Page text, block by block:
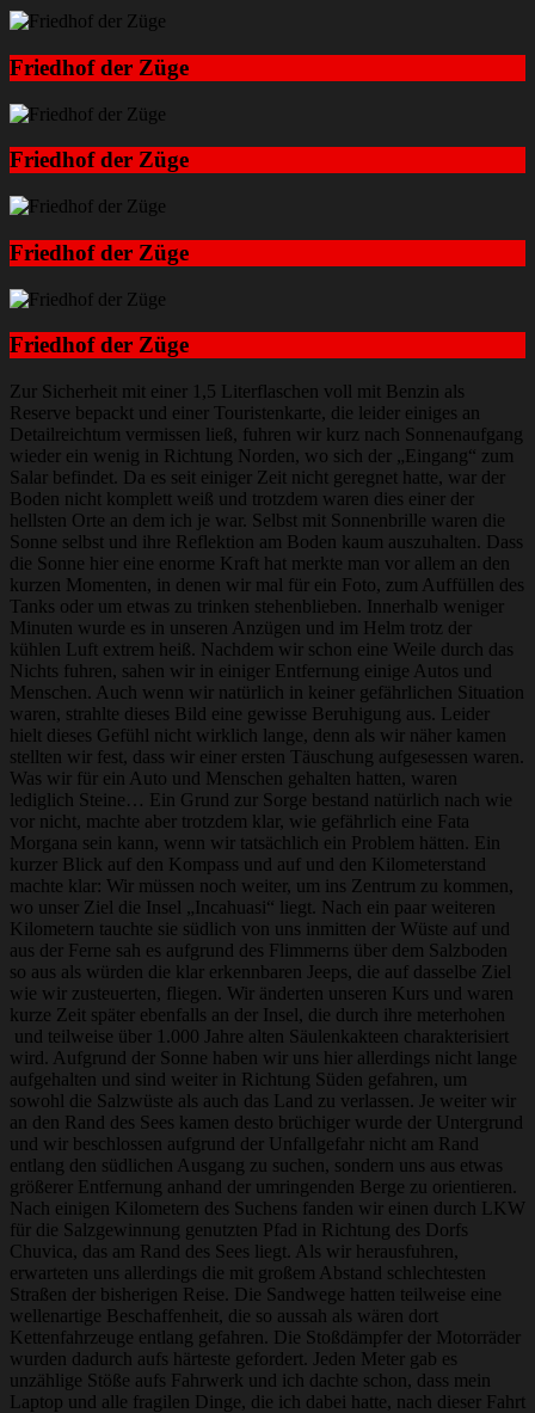
Friedhof der Züge
Friedhof der Züge
Friedhof der Züge
Friedhof der Züge
Zur Sicherheit mit einer 1,5 Literflaschen voll mit Benzin als
Reserve bepackt und einer Touristenkarte, die leider einiges an
Detailreichtum vermissen ließ, fuhren wir kurz nach Sonnenaufgang
wieder ein wenig in Richtung Norden, wo sich der „Eingang“ zum
Salar befindet. Da es seit einiger Zeit nicht geregnet hatte, war der
Boden nicht komplett weiß und trotzdem waren dies einer der
hellsten Orte an dem ich je war. Selbst mit Sonnenbrille waren die
Sonne selbst und ihre Reflektion am Boden kaum auszuhalten. Dass
die Sonne hier eine enorme Kraft hat merkte man vor allem an den
kurzen Momenten, in denen wir mal für ein Foto, zum Auffüllen des
Tanks oder um etwas zu trinken stehenblieben. Innerhalb weniger
Minuten wurde es in unseren Anzügen und im Helm trotz der
kühlen Luft extrem heiß. Nachdem wir schon eine Weile durch das
Nichts fuhren, sahen wir in einiger Entfernung einige Autos und
Menschen. Auch wenn wir natürlich in keiner gefährlichen Situation
waren, strahlte dieses Bild eine gewisse Beruhigung aus. Leider
hielt dieses Gefühl nicht wirklich lange, denn als wir näher kamen
stellten wir fest, dass wir einer ersten Täuschung aufgesessen waren.
Was wir für ein Auto und Menschen gehalten hatten, waren
lediglich Steine… Ein Grund zur Sorge bestand natürlich nach wie
vor nicht, machte aber trotzdem klar, wie gefährlich eine Fata
Morgana sein kann, wenn wir tatsächlich ein Problem hätten. Ein
kurzer Blick auf den Kompass und auf und den Kilometerstand
machte klar: Wir müssen noch weiter, um ins Zentrum zu kommen,
wo unser Ziel die Insel „Incahuasi“ liegt. Nach ein paar weiteren
Kilometern tauchte sie südlich von uns inmitten der Wüste auf und
aus der Ferne sah es aufgrund des Flimmerns über dem Salzboden
so aus als würden die klar erkennbaren Jeeps, die auf dasselbe Ziel
wie wir zusteuerten, fliegen. Wir änderten unseren Kurs und waren
kurze Zeit später ebenfalls an der Insel, die durch ihre meterhohen
und teilweise über 1.000 Jahre alten Säulenkakteen charakterisiert
wird. Aufgrund der Sonne haben wir uns hier allerdings nicht lange
aufgehalten und sind weiter in Richtung Süden gefahren, um
sowohl die Salzwüste als auch das Land zu verlassen. Je weiter wir
an den Rand des Sees kamen desto brüchiger wurde der Untergrund
und wir beschlossen aufgrund der Unfallgefahr nicht am Rand
entlang den südlichen Ausgang zu suchen, sondern uns aus etwas
größerer Entfernung anhand der umringenden Berge zu orientieren.
Nach einigen Kilometern des Suchens fanden wir einen durch LKW
für die Salzgewinnung genutzten Pfad in Richtung des Dorfs
Chuvica, das am Rand des Sees liegt. Als wir herausfuhren,
erwarteten uns allerdings die mit großem Abstand schlechtesten
Straßen der bisherigen Reise. Die Sandwege hatten teilweise eine
wellenartige Beschaffenheit, die so aussah als wären dort
Kettenfahrzeuge entlang gefahren. Die Stoßdämpfer der Motorräder
wurden dadurch aufs härteste gefordert. Jeden Meter gab es
unzählige Stöße aufs Fahrwerk und ich dachte schon, dass mein
Laptop und alle fragilen Dinge, die ich dabei hatte, nach dieser Fahrt